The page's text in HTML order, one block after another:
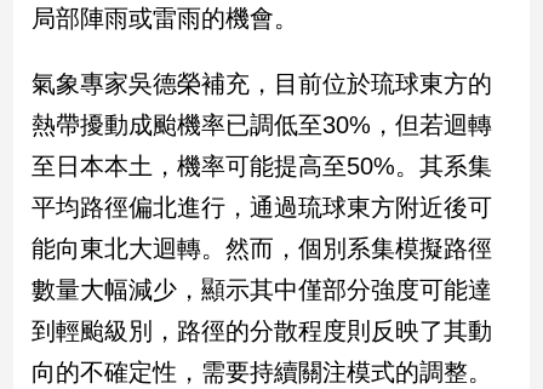
樂
樂
星
聞
流
行/
尚
追
局部陣雨或雷雨的機會。
氣象專家吳德榮補充，目前位於琉球東方的
熱帶擾動成颱機率已調低至30%，但若迴轉
至日本本土，機率可能提高至50%。其系集
平均路徑偏北進行，通過琉球東方附近後可
能向東北大迴轉。然而，個別系集模擬路徑
數量大幅減少，顯示其中僅部分強度可能達
到輕颱級別，路徑的分散程度則反映了其動
向的不確定性，需要持續關注模式的調整。